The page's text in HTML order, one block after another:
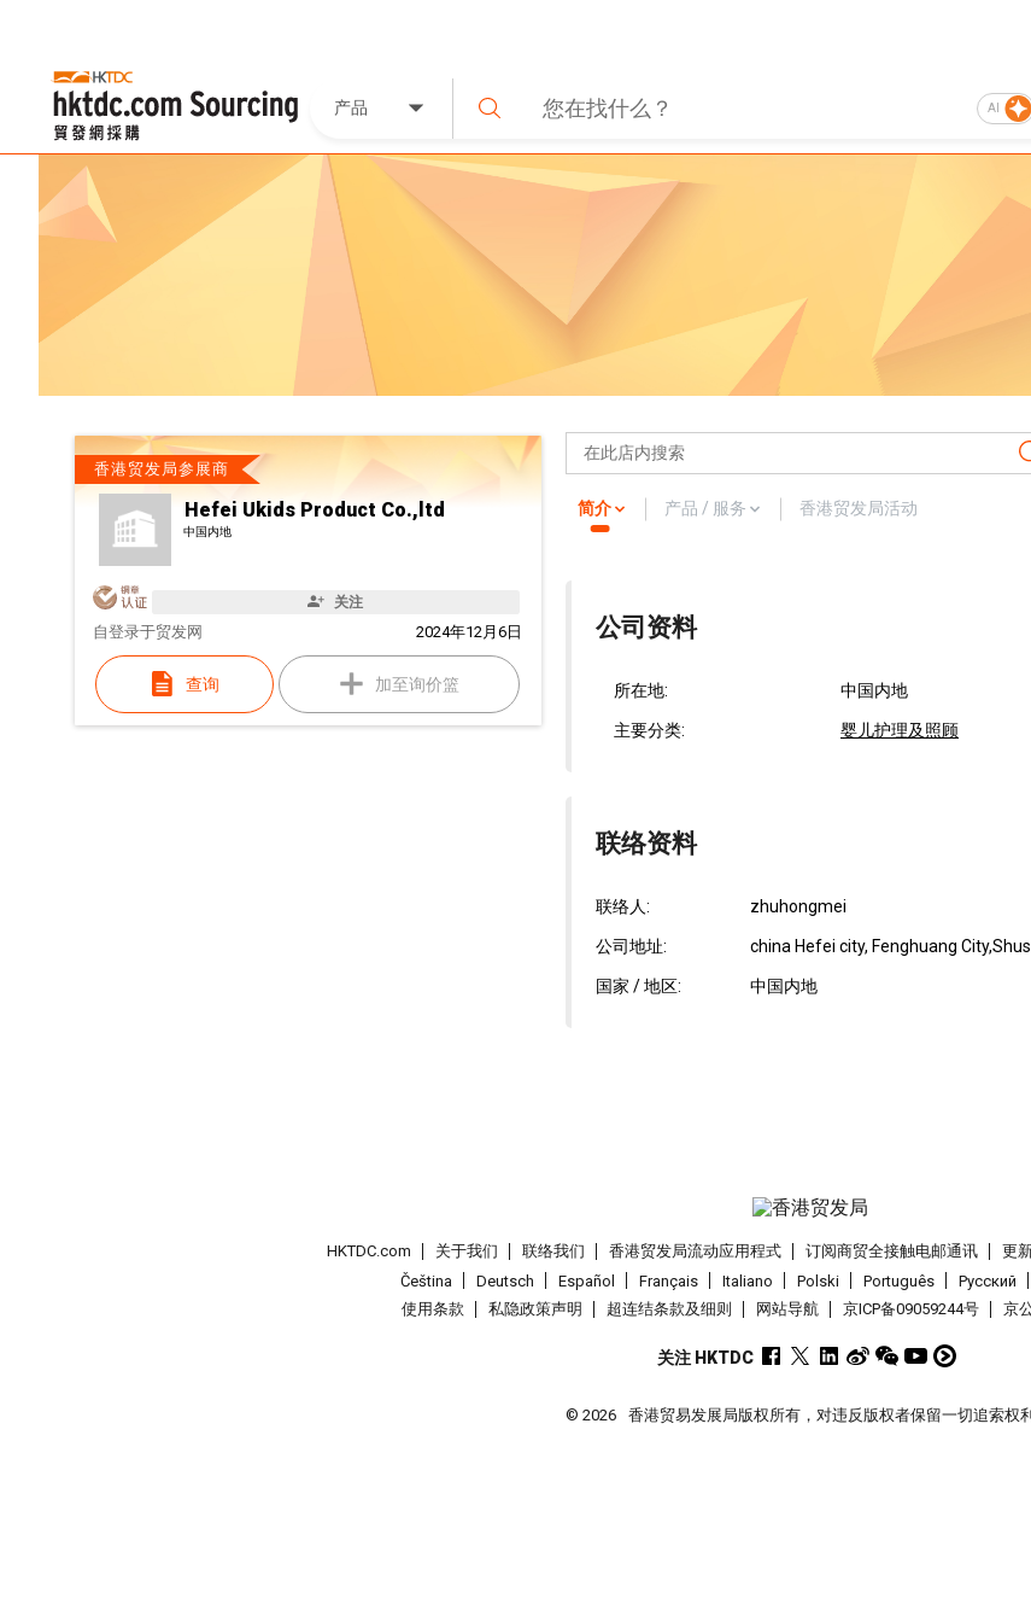
产品 AI
香港贸发局参展商
Hefei Ukids Product Co.,ltd
中国内地
关注
自 2024年12月6日
登录于贸发网
查询 加至询价篮
简介 产品 / 服务 香港贸发局活动
公司资料
所在地: 中国内地
主要分类: 婴儿护理及照顾
联络资料
联络人: zhuhongmei
公司地址: china Hefei city, Fenghuang
国家 / 地区: 中国内地
HKTDC.com 关于我们 联络我们 香港贸发局流动应用程式 订阅商贸全接触电邮通讯 更
Čeština
Deutsch Español Français Italiano Polski Português Pусский
使用条款
私隐政策声明 超连结条款及细则 网站导航 京ICP备09059244号 京
关注 HKTDC
© 2026 香港贸易发展局版权所有，对违反版权者保留一切追索权利